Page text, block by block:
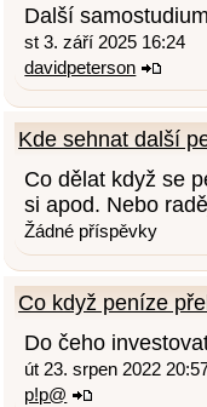
Další
st 3. září 2025 16:24
davidpeterson
Kde sehnat další
Co dělat když se
si apod. Nebo
Žádné příspěvky
Co když peníze
Do čeho
út 23. srpen 2022
p!p@